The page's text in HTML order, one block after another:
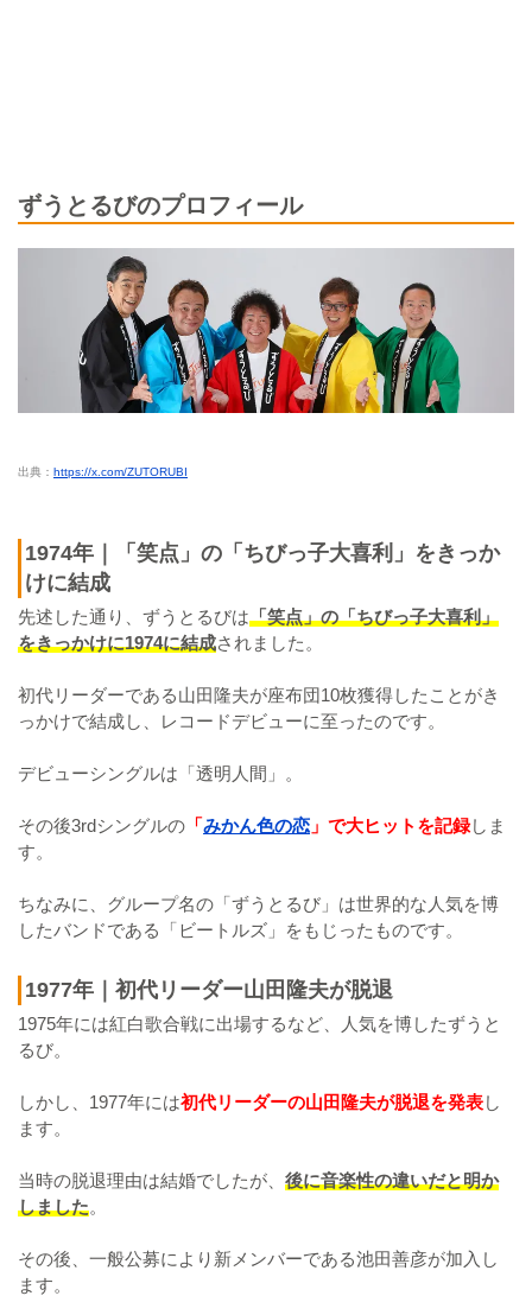
ずうとるびのプロフィール
出典： https://x.com/ZUTORUBI
1974年｜「笑点」の「ちびっ子大喜利」をきっか
けに結成
先述した通り、ずうとるびは「笑点」の「ちびっ子大喜利」
をきっかけに1974に結成されました。
初代リーダーである山田隆夫が座布団10枚獲得したことがき
っかけで結成し、レコードデビューに至ったのです。
デビューシングルは「透明人間」。
その後3rdシングルの 「みかん色の恋 」で大ヒットを記録しま
す。
ちなみに、グループ名の「ずうとるび」は世界的な人気を博
したバンドである「ビートルズ」をもじったものです。
1977年｜初代リーダー山田隆夫が脱退
1975年には紅白歌合戦に出場するなど、人気を博したずうと
るび。
しかし、1977年には初代リーダーの山田隆夫が脱退を発表し
ます。
当時の脱退理由は結婚でしたが、 後に音楽性の違いだと明か
しました。
その後、一般公募により新メンバーである池田善彦が加入し
ます。